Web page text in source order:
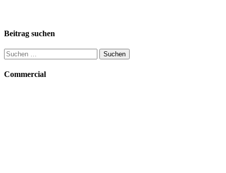
Beitrag suchen
Suchen
nach:
Commercial